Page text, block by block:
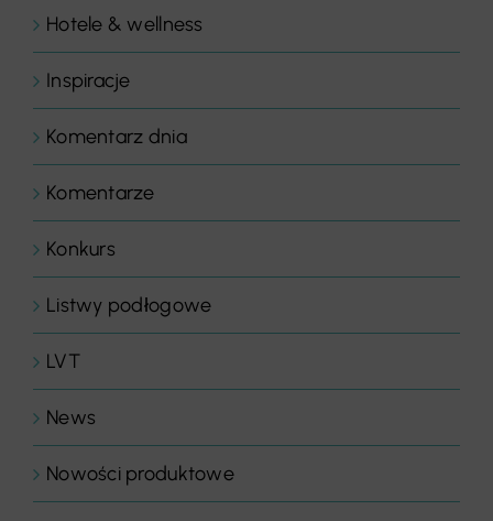
Hotele & wellness
Inspiracje
Komentarz dnia
Komentarze
Konkurs
Listwy podłogowe
LVT
News
Nowości produktowe